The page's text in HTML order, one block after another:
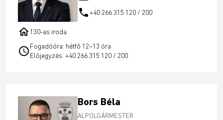
call+40 266 315 120 / 200
home130-as iroda
scheduleFogadóóra: hétfő 12–13 óra
Előjegyzés: +40 266 315 120 / 200
Bors Béla
ALPOLGÁRMESTER